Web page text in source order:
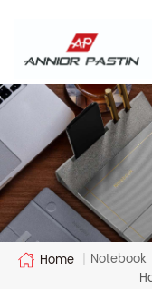
Home | Notebook